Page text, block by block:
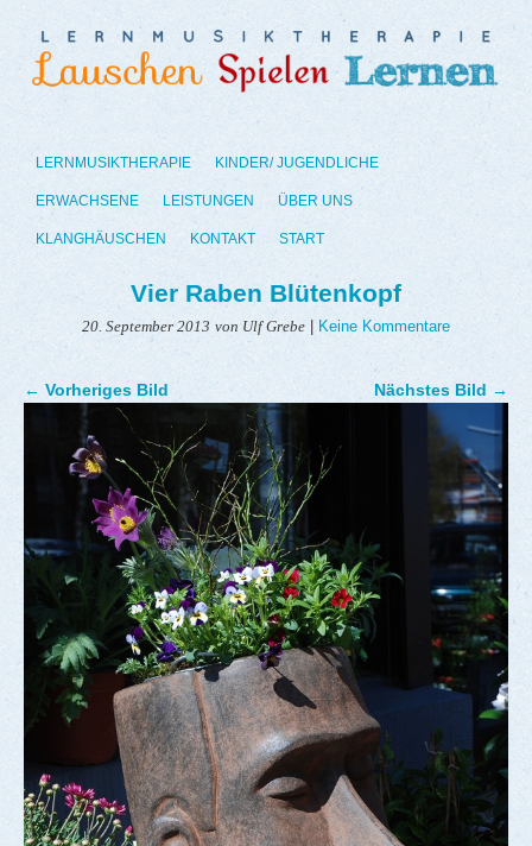
LERNMUSIKTHERAPIE KINDER/ JUGENDLICHE
ERWACHSENE LEISTUNGEN ÜBER UNS
KLANGHÄUSCHEN KONTAKT START
Vier Raben Blütenkopf
20. September 2013 von Ulf Grebe Keine Kommentare
← Vorheriges Bild Nächstes Bild →